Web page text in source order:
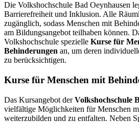
Die Volkshochschule Bad Oeynhausen
Barrierefreiheit und Inklusion. Alle
zugänglich, sodass Menschen mit
am Bildungsangebot teilhaben können.
Volkshochschule spezielle Kurse für
Behinderungen an, um deren
zu berücksichtigen.
Kurse für Menschen mit
Das Kursangebot derVolkshochschule
vielfältige Möglichkeiten für Menschen
weiterzubilden und zu entfalten. Neben